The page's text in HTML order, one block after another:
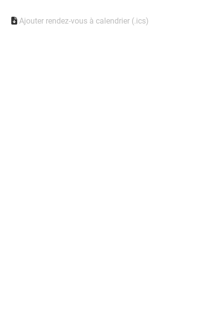
Ajouter rendez-vous à calendrier (.ics)